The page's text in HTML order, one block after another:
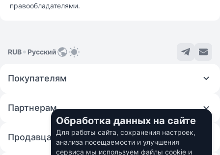
правообладателями.
RUB Русский
Покупателям
Партнерам
Продавцам
Обработка данных на сайте
Для работы сайта, сохранения настроек,
анализа посещаемости и улучшения
сервиса мы используем файлы cookie и